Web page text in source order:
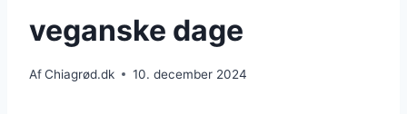
veganske dage
AfChiagrød.dk 10. december 2024